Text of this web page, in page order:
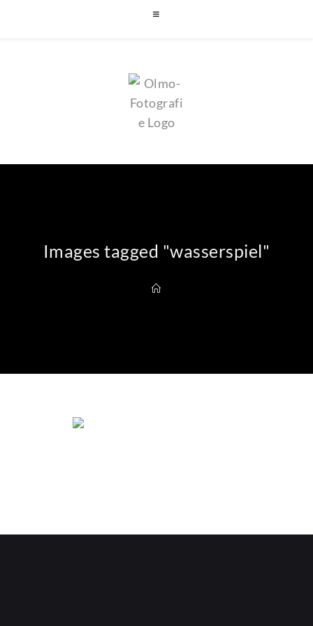
Images tagged "wasserspiel"